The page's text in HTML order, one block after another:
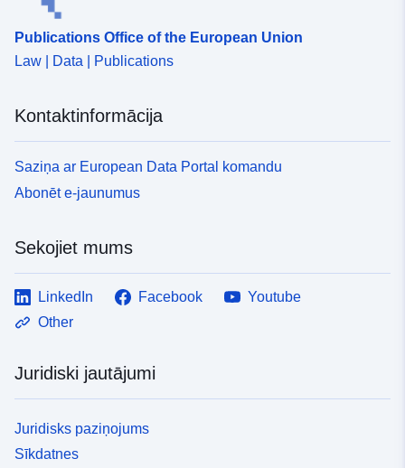
Publications Office of the European Union
Law | Data | Publications
Kontaktinformācija
Saziņa ar European Data Portal komandu
Abonēt e-jaunumus
Sekojiet mums
LinkedIn Facebook
Youtube
Other
Juridiski jautājumi
Juridisks paziņojums
Sīkdatnes